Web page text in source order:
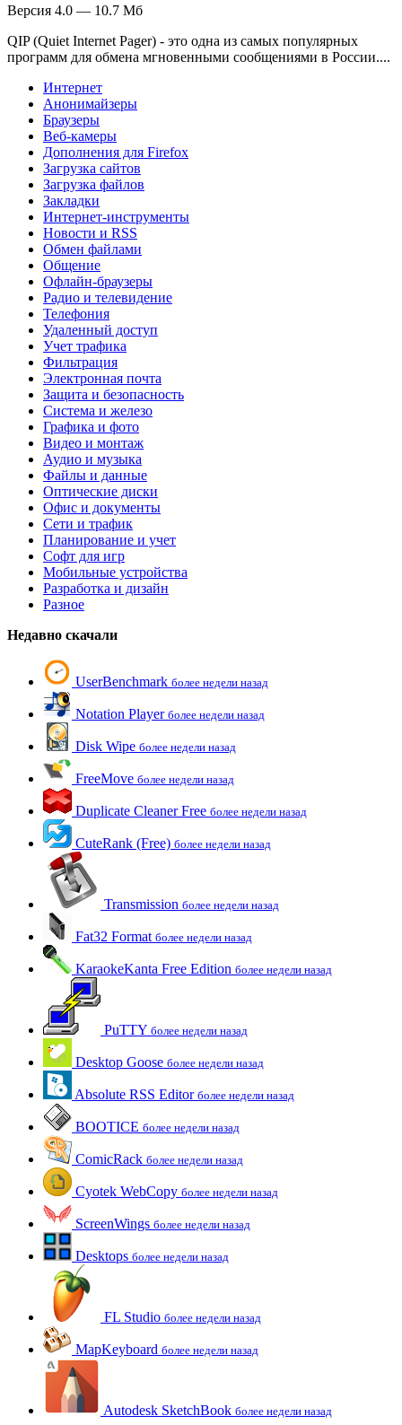
Версия 4.0 — 10.7 Мб
QIP (Quiet Internet Pager) - это одна из самых популярных
программ для обмена мгновенными сообщениями в России....
Интернет
Анонимайзеры
Браузеры
Веб-камеры
Дополнения для Firefox
Загрузка сайтов
Загрузка файлов
Закладки
Интернет-инструменты
Новости и RSS
Обмен файлами
Общение
Офлайн-браузеры
Радио и телевидение
Телефония
Удаленный доступ
Учет трафика
Фильтрация
Электронная почта
Защита и безопасность
Система и железо
Графика и фото
Видео и монтаж
Аудио и музыка
Файлы и данные
Оптические диски
Офис и документы
Сети и трафик
Планирование и учет
Софт для игр
Мобильные устройства
Разработка и дизайн
Разное
Недавно скачали
UserBenchmark более недели назад
Notation Player более недели назад
Disk Wipe более недели назад
FreeMove более недели назад
Duplicate Cleaner Free более недели назад
CuteRank (Free) более недели назад
Transmission более недели назад
Fat32 Format более недели назад
KaraokeKanta Free Edition более недели назад
PuTTY более недели назад
Desktop Goose более недели назад
Absolute RSS Editor более недели назад
BOOTICE более недели назад
ComicRack более недели назад
Cyotek WebCopy более недели назад
ScreenWings более недели назад
Desktops более недели назад
FL Studio более недели назад
MapKeyboard более недели назад
Autodesk SketchBook более недели назад